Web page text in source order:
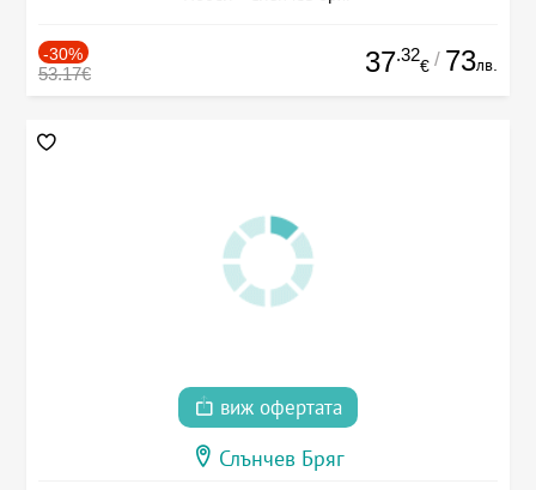
-30%
53.17€ 37.32
€ / 73лв.
виж офертата
Слънчев Бряг